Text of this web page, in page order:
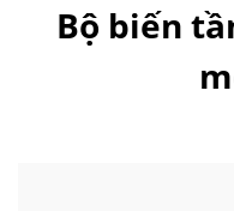
Bộ biến